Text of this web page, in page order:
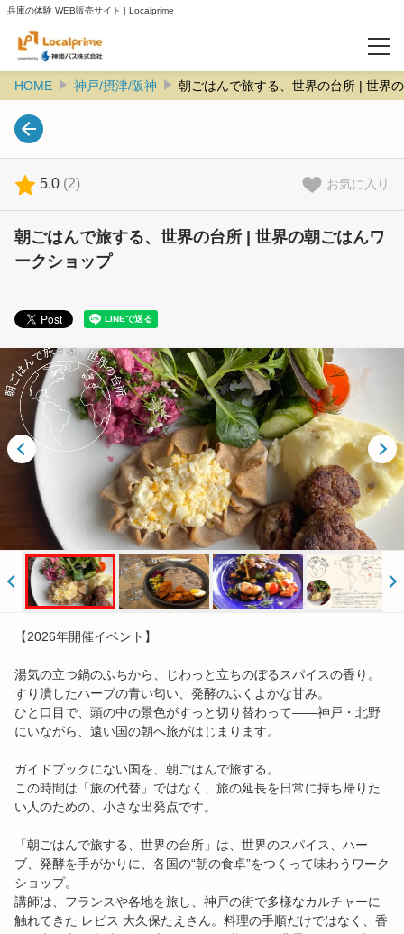
兵庫の体験 WEB販売サイト | Localprime
カテゴリー
神戸/摂津/阪神
赤穂ミネラルツーリズム
明石T3テラス イベント特集
丹波
書寫山圓教寺 特別イベント
ひょうごフィールドパビリオン
Mobers（デジタルバスチケット）
人気ランキング
おすすめ
閲覧履歴
会社案内
お知らせ
English
HOME 神戸/摂津/阪神 朝ごはんで旅する、世界の台所 | 世界
朝ごはんで旅する、世界の台所 | 世界の朝ごはんワ
ークショップ
5.0 (2) お気に入り
【2026年開催イベント】
湯気の立つ鍋のふちから、じわっと立ちのぼるスパイスの香り。
すり潰したハーブの青い匂い、発酵のふくよかな甘み。
ひと口目で、頭の中の景色がすっと切り替わって——神戸・北野
にいながら、遠い国の朝へ旅がはじまります。
ガイドブックにない国を、朝ごはんで旅する。
この時間は「旅の代替」ではなく、旅の延長を日常に持ち帰りた
い人のための、小さな出発点です。
「朝ごはんで旅する、世界の台所」は、世界のスパイス、ハー
ブ、発酵を手がかりに、各国の“朝の食卓”をつくって味わうワーク
ショップ。
講師は、フランスや各地を旅し、神戸の街で多様なカルチャーに
触れてきた レピス 大久保たえさん。料理の手順だけではなく、香